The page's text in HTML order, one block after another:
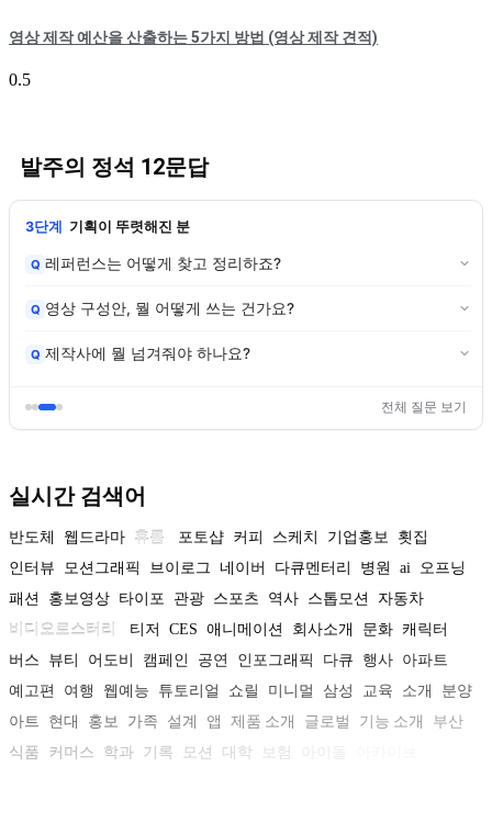
영상 제작 예산을 산출하는 5가지 방법 (영상 제작 견적)
발주의 정석 12문답
3단계 기획이 뚜렷해진 분
Q 레퍼런스는 어떻게 찾고 정리하죠?
Q 영상 구성안, 뭘 어떻게 쓰는 건가요?
Q 제작사에 뭘 넘겨줘야 하나요?
전체 질문 보기
실시간 검색어
반도체 웹드라마 휴롬 포토샵 커피 스케치 기업홍보
횟집
인터뷰
모션그래픽 브이로그 네이버 다큐멘터리 병원 ai 오프닝
패션
홍보영상 타이포 관광 스포츠 역사 스톱모션
자동차
비디오로스터리
티저 CES 애니메이션 회사소개 문화 캐릭터
버스
뷰티 어도비 캠페인 공연 인포그래픽 다큐 행사 아파트
예고편
여행 웹예능 튜토리얼 쇼릴 미니멀 삼성 교육 소개
분양
아트
현대 홍보 가족 설계 앱 제품 소개 글로벌 기능 소개
부산
식품
커머스 학과 기록 모션 대학 보험